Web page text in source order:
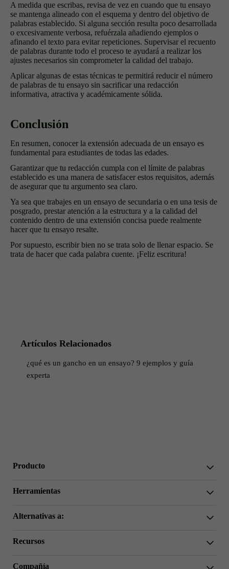
A medida que escribas, revisa de vez en cuando que tu ensayo
se mantenga alineado con el esquema y dentro del objetivo de
palabras establecido. Si alguna sección resulta poco desarrollada
o excesivamente verbosa, refuérzala añadiendo ejemplos o
afinando el texto para evitar repeticiones. Supervisar el recuento
de palabras durante todo el proceso te ayudará a realizar los
ajustes necesarios sin comprometer la calidad del trabajo.
Aplicar algunas de estas técnicas te permitirá reducir el número
de palabras de tu ensayo sin sacrificar una redacción
informativa, atractiva y académicamente sólida.
Conclusión
En resumen, conocer la extensión adecuada de un ensayo es
fundamental para estudiantes de todas las edades.
Garantizar que tu redacción cumpla con el límite de palabras
establecido es una manera de satisfacer estos requisitos, además
de asegurar que tu argumento sea claro.
Ya sea que trabajes en un ensayo de secundaria o en una tesis de
posgrado, prestar atención a la estructura y a la calidad del
contenido dentro de una extensión concisa puede realmente
hacer que tu ensayo resalte.
Por supuesto, escribir bien no se trata solo de llenar espacio. Se
trata de hacer que cada palabra cuente. ¡Feliz escritura!
Artículos Relacionados
¿qué es un gancho en un ensayo? 9 ejemplos y guía
experta
Producto
Humanizador
Herramientas
Traducción IA
Generador de Esquema de Ensayo
Generador de Introducción de Ensayo
Alternativas a:
Undetectable.ai
Stealthwriter.ai
Recursos
Compañía